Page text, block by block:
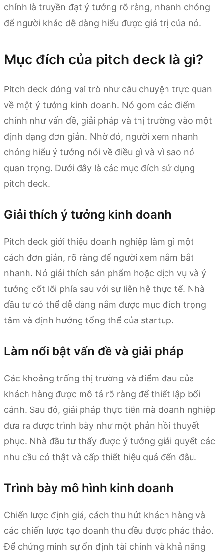
chính là truyền đạt ý tưởng rõ ràng, nhanh chóng
để người khác dễ dàng hiểu được giá trị của nó.
Mục đích của pitch deck là gì?
Pitch deck đóng vai trò như câu chuyện trực quan
về một ý tưởng kinh doanh. Nó gom các điểm
chính như vấn đề, giải pháp và thị trường vào một
định dạng đơn giản. Nhờ đó, người xem nhanh
chóng hiểu ý tưởng nói về điều gì và vì sao nó
quan trọng. Dưới đây là các mục đích sử dụng
pitch deck.
Giải thích ý tưởng kinh doanh
Pitch deck giới thiệu doanh nghiệp làm gì một
cách đơn giản, rõ ràng để người xem nắm bắt
nhanh. Nó giải thích sản phẩm hoặc dịch vụ và ý
tưởng cốt lõi phía sau với sự liên hệ thực tế. Nhà
đầu tư có thể dễ dàng nắm được mục đích trọng
tâm và định hướng tổng thể của startup.
Làm nổi bật vấn đề và giải pháp
Các khoảng trống thị trường và điểm đau của
khách hàng được mô tả rõ ràng để thiết lập bối
cảnh. Sau đó, giải pháp thực tiễn mà doanh nghiệp
đưa ra được trình bày như một phản hồi thuyết
phục. Nhà đầu tư thấy được ý tưởng giải quyết các
nhu cầu có thật và cấp thiết hiệu quả đến đâu.
Trình bày mô hình kinh doanh
Chiến lược định giá, cách thu hút khách hàng và
các chiến lược tạo doanh thu đều được phác thảo.
Để chứng minh sự ổn định tài chính và khả năng